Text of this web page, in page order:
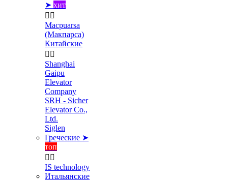
➤ хит
 
Macpuarsa
(Макпарса)
Китайские
 
Shanghai
Gaipu
Elevator
Company
SRH - Sicher
Elevator Co.,
Ltd.
Siglen
Греческие ➤
топ
 
IS technology
Итальянские